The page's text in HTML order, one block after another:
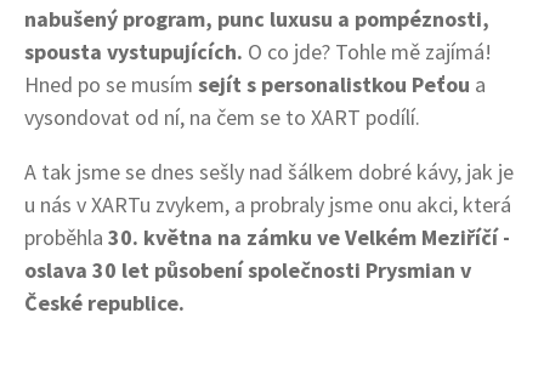
nabušený program, punc luxusu a pompéznosti,
spousta vystupujících. O co jde? Tohle mě zajímá!
Hned po se musím sejít s personalistkou Peťou a
vysondovat od ní, na čem se to XART podílí.
A tak jsme se dnes sešly nad šálkem dobré kávy, jak je
u nás v XARTu zvykem, a probraly jsme onu akci, která
proběhla 30. května na zámku ve Velkém Meziříčí -
oslava 30 let působení společnosti Prysmian v
České republice.